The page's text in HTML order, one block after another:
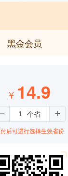
黑金会员
¥ 14.9
后可进行选择生效省份